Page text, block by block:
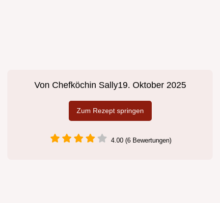
Von Chefköchin Sally19. Oktober 2025
Zum Rezept springen
4.00 (6 Bewertungen)